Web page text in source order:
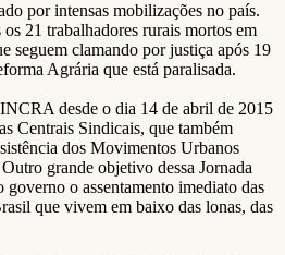
por intensas mobilizações no país.
21 trabalhadores rurais mortos em
seguem clamando por justiça após 19
Agrária que está paralisada.
desde o dia 14 de abril de 2015
Centrais Sindicais, que também
dos Movimentos Urbanos
grande objetivo dessa Jornada
o assentamento imediato das
que vivem em baixo das lonas, das